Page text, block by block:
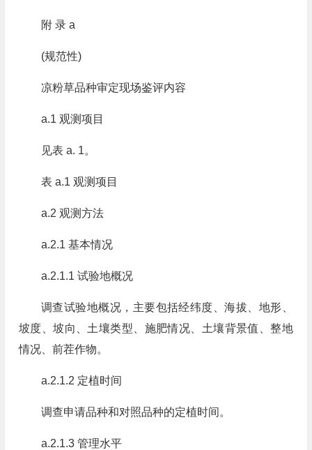
附 录 a
(规范性)
凉粉草品种审定现场鉴评内容
a.1 观测项目
见表 a. 1。
表 a.1 观测项目
a.2 观测方法
a.2.1 基本情况
a.2.1.1 试验地概况
调查试验地概况，主要包括经纬度、海拔、地形、
坡度、坡向、土壤类型、施肥情况、土壤背景值、整地
情况、前茬作物。
a.2.1.2 定植时间
调查申请品种和对照品种的定植时间。
a.2.1.3 管理水平